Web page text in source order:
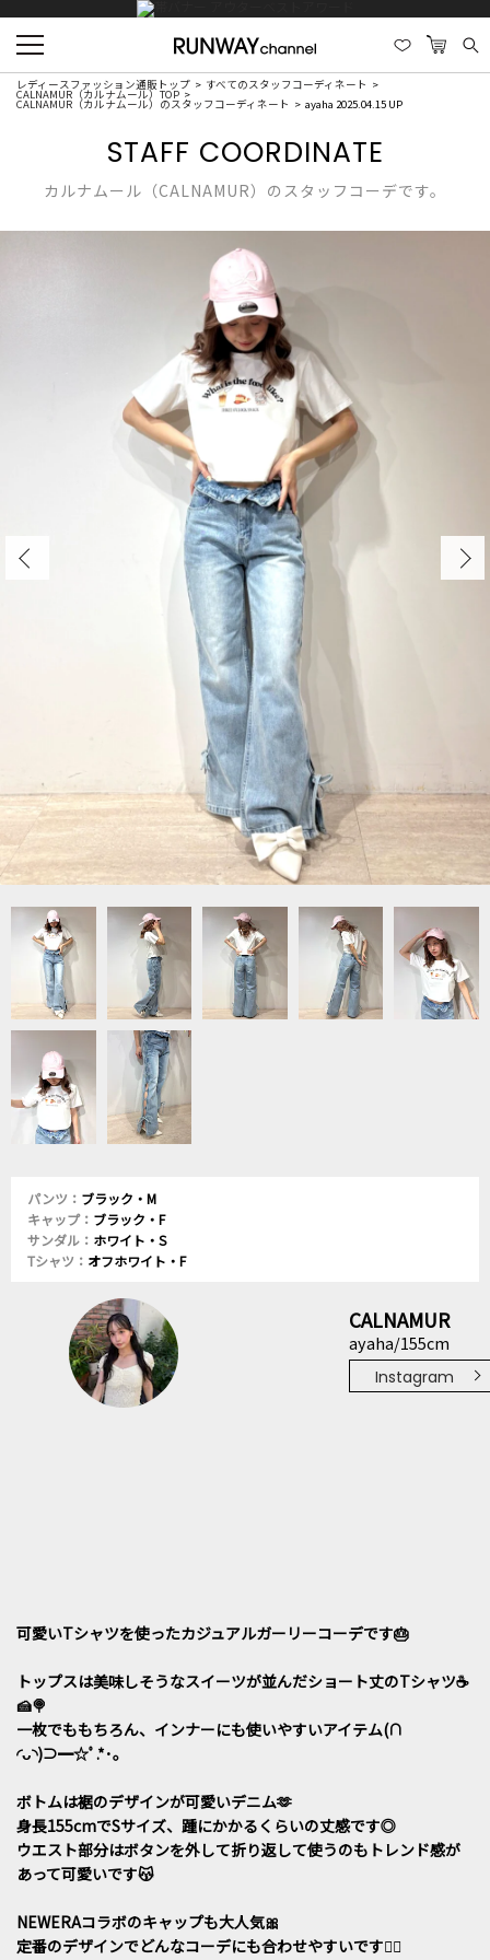
レディースファッション通販トップ すべてのスタッフコーディネート
CALNAMUR（カルナムール）TOP
CALNAMUR（カルナムール）のスタッフコーディネート ayaha 2025.04.15 UP
STAFF COORDINATE
カルナムール（CALNAMUR）のスタッフコーデです。
パンツ： ブラック・M
キャップ： ブラック・F
サンダル： ホワイト・S
Tシャツ： オフホワイト・F
CALNAMUR
ayaha/155cm
Instagram
可愛いTシャツを使ったカジュアルガーリーコーデです🎂
トップスは美味しそうなスイーツが並んだショート丈のTシャツ☕️
🍰🍭
一枚でももちろん、インナーにも使いやすいアイテム(∩
◜ᴗ◝)⊃━☆ﾟ.*･｡
ボトムは裾のデザインが可愛いデニム🫶
身長155cmでSサイズ、踵にかかるくらいの丈感です◎
ウエスト部分はボタンを外して折り返して使うのもトレンド感が
あって可愛いです😽
NEWERAコラボのキャップも大人気🎀
定番のデザインでどんなコーデにも合わせやすいです🙆‍♀️